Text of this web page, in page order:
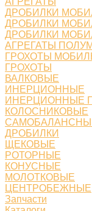
ДРОБИЛКИ
ДРОБИЛКИ
ДРОБИЛКИ
АГРЕГАТЫ
ГРОХОТЫ
ГРОХОТЫ
ВАЛКОВЫЕ
ИНЕРЦИОННЫЕ
ИНЕРЦИОННЫЕ
КОЛОСНИКОВЫЕ
ДРОБИЛКИ
ЩЕКОВЫЕ
РОТОРНЫЕ
КОНУСНЫЕ
МОЛОТКОВЫЕ
ЦЕНТРОБЕЖНЫЕ
Запчасти